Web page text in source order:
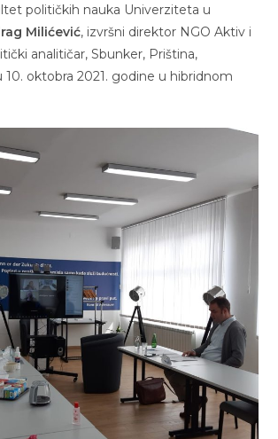
političkih nauka Univerziteta u
Milićević, izvršni direktor NGO Aktiv i
analitičar, Sbunker, Priština,
10. oktobra 2021. godine u hibridnom